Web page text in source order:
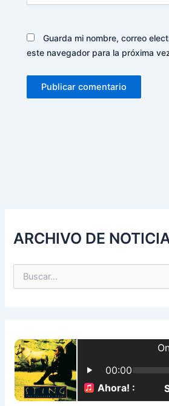
Guarda mi nombre, correo
este navegador para la próxima
ARCHIVO DE
p
o
r
: